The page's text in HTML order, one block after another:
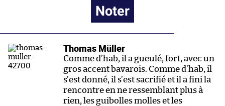
Noter
Thomas Müller
Comme d’hab, il a gueulé, fort, avec un
gros accent bavarois. Comme d’hab, il
s’est donné, il s’est sacrifié et il a fini la
rencontre en ne ressemblant plus à
rien, les guibolles molles et les